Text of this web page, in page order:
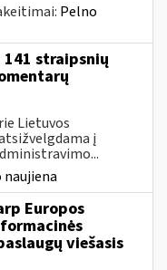
Pelno
straipsnių
Lietuvos
į
naujiena
Europos
viešasis